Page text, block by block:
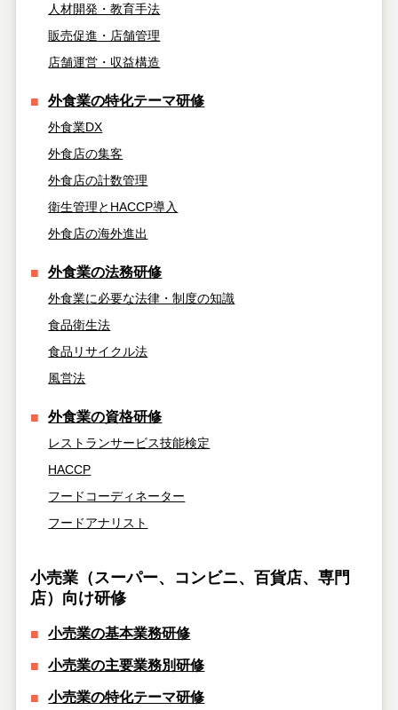
人材開発・教育手法
販売促進・店舗管理
店舗運営・収益構造
外食業の特化テーマ研修
外食業DX
外食店の集客
外食店の計数管理
衛生管理とHACCP導入
外食店の海外進出
外食業の法務研修
外食業に必要な法律・制度の知識
食品衛生法
食品リサイクル法
風営法
外食業の資格研修
レストランサービス技能検定
HACCP
フードコーディネーター
フードアナリスト
小売業（スーパー、コンビニ、百貨店、専門
店）向け研修
小売業の基本業務研修
小売業の主要業務別研修
小売業の特化テーマ研修